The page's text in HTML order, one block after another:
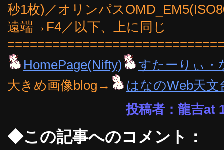
秒1枚)／オリンパス
遠端→F4／以下、上に同じ
HomePage(Nifty)
すたーりぃ・
大きめ画像blog→
はなのWeb天文
投稿者：龍吉at
◆この記事へのコメント：